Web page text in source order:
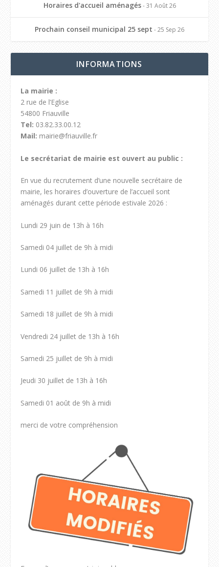
Horaires d'accueil aménagés- 31 Août 26
Prochain conseil municipal 25 sept - 25 Sep 26
INFORMATIONS
La mairie :
2 rue de l’Eglise
54800 Friauville
Tel: 03.82.33.00.12
Mail: mairie@friauville.fr
Le secrétariat de mairie est ouvert au public :
En vue du recrutement d’une nouvelle secrétaire de
mairie, les horaires d’ouverture de l’accueil sont
aménagés durant cette période estivale 2026 :
Lundi 29 juin de 13h à 16h
Samedi 04 juillet de 9h à midi
Lundi 06 juillet de 13h à 16h
Samedi 11 juillet de 9h à midi
Samedi 18 juillet de 9h à midi
Vendredi 24 juillet de 13h à 16h
Samedi 25 juillet de 9h à midi
Jeudi 30 juillet de 13h à 16h
Samedi 01 août de 9h à midi
merci de votre compréhension